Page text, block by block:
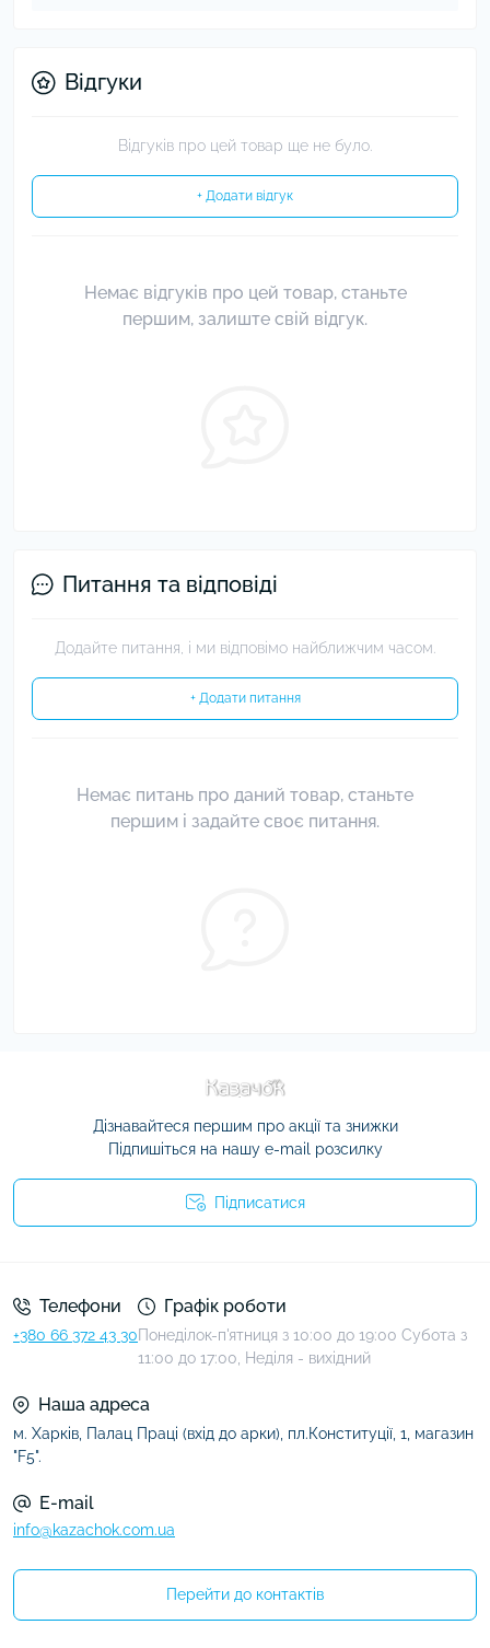
Відгуки
Відгуків про цей товар ще не було.
+ Додати відгук
Немає відгуків про цей товар, станьте
першим, залиште свій відгук.
Питання та відповіді
Додайте питання, і ми відповімо найближчим часом.
+ Додати питання
Немає питань про даний товар, станьте
першим і задайте своє питання.
Дізнавайтеся першим про акції та знижки
Підпишіться на нашу e-mail розсилку
Підписатися
Телефони
+380 66 372 43 30
Графік роботи
Понеділок-п'ятниця з 10:00 до 19:00 Субота з
11:00 до 17:00, Неділя - вихідний
Наша адреса
м. Харків, Палац Праці (вхід до арки), пл.Конституції, 1, магазин
"F5".
E-mail
info@kazachok.com.ua
Перейти до контактів